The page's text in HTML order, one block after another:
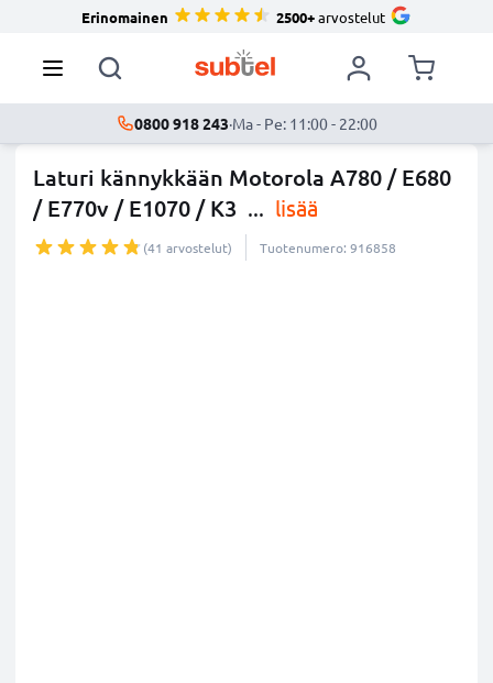
Erinomainen 2500+arvostelut
0800 918 243·Ma - Pe: 11:00 - 22:00
Laturi kännykkään Motorola A780 / E680
/ E770v / E1070 / K3 ... lisää
(41 arvostelut) Tuotenumero: 916858